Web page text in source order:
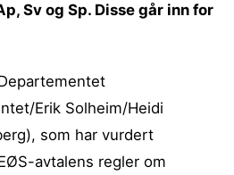
Sv og Sp. Disse går inn for
Erik Solheim/Heidi
som har vurdert
avtalens regler om